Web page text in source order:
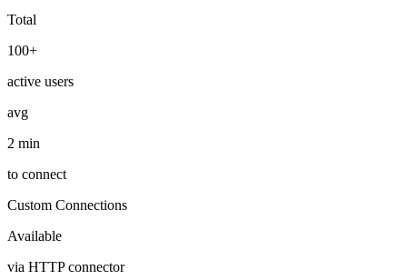
Total
100+
active users
avg
2 min
to connect
Custom Connections
Available
via HTTP connector